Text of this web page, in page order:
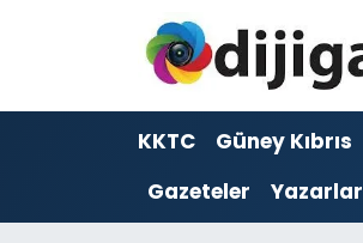
KKTC Güney Kıbrıs
Gazeteler
Yazarlar
ADVERTORIAL
Dijigazete
Hava Durumu
Trafik Durumu